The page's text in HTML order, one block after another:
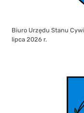
Biuro Urzędu Stanu
lipca 2026 r.